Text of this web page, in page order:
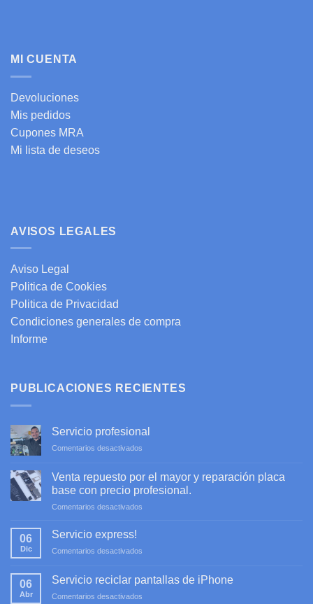
MI CUENTA
Devoluciones
Mis pedidos
Cupones MRA
Mi lista de deseos
AVISOS LEGALES
Aviso Legal
Politica de Cookies
Politica de Privacidad
Condiciones generales de compra
Informe
PUBLICACIONES RECIENTES
Servicio profesional
Comentarios desactivados
profesional
Venta repuesto por el mayor y reparación placa
base con precio profesional.
Comentarios desactivados
y
06
Dic
Servicio express!
Comentarios desactivados
express!
06
Abr
Servicio reciclar pantallas de iPhone
Comentarios desactivados